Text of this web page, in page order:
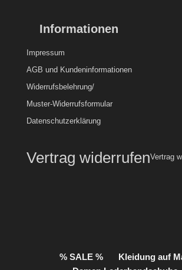
Informationen
Impressum
AGB und Kundeninformationen
Widerrufsbelehrung/
Muster-Widerrufsformular
Datenschutzerklärung
Vertrag widerrufenVertrag
% SALE %
Kleidung auf